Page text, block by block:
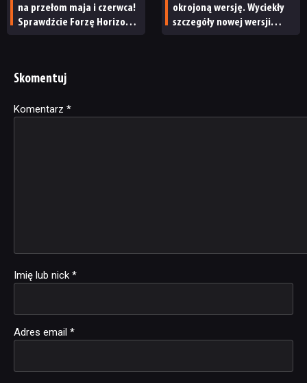
na przełom maja i czerwca!
Sprawdźcie Forzę Horizon
okrojoną wersję. Wyciekły
szczegóły nowej wersji
Skomentuj
Komentarz *
Imię lub nick *
Adres email *
Alternative: